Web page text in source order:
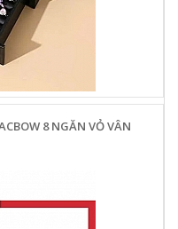
8 NGĂN VỎ VÂN